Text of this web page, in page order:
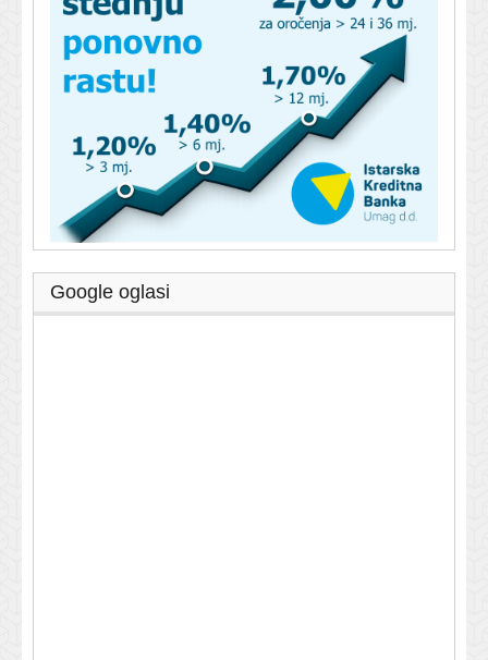
Google oglasi